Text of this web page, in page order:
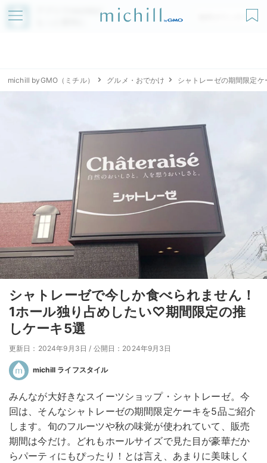
アプリでmichillが
無料ダウンロード
michill byGMO（ミチル） グルメ・おでかけ シャトレーゼの期間限定ケ
シャトレーゼで今しか食べられません！
1ホール独り占めしたい♡期間限定の推
しケーキ5選
更新日：2024年9月3日 / 公開日：2024年9月3日
michill ライフスタイル
みんなが大好きなスイーツショップ・シャトレーゼ。今
回は、そんなシャトレーゼの期間限定ケーキを5品ご紹介
します。旬のフルーツや秋の味覚が使われていて、販売
期間は今だけ。どれもホールサイズで見た目が豪華だか
らパーティにもぴったり！とは言え、あまりに美味しく